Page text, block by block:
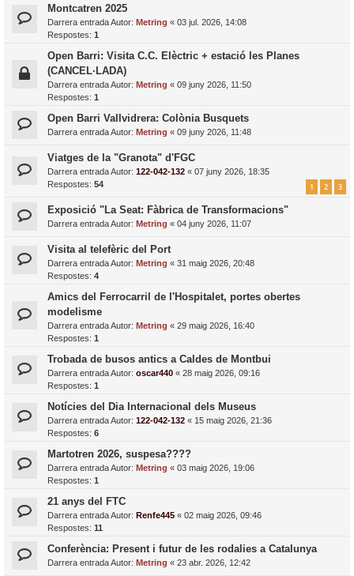
Montcatren 2025
Darrera entrada Autor: Metring « 03 jul. 2026, 14:08
Respostes: 1
Open Barri: Visita C.C. Elèctric + estació les Planes
(CANCEL·LADA)
Darrera entrada Autor: Metring « 09 juny 2026, 11:50
Respostes: 1
Open Barri Vallvidrera: Colònia Busquets
Darrera entrada Autor: Metring « 09 juny 2026, 11:48
Viatges de la "Granota" d'FGC
Darrera entrada Autor: 122-042-132 « 07 juny 2026, 18:35
Respostes: 54 1 2 3
Exposició "La Seat: Fàbrica de Transformacions"
Darrera entrada Autor: Metring « 04 juny 2026, 11:07
Visita al telefèric del Port
Darrera entrada Autor: Metring « 31 maig 2026, 20:48
Respostes: 4
Amics del Ferrocarril de l'Hospitalet, portes obertes
modelisme
Darrera entrada Autor: Metring « 29 maig 2026, 16:40
Respostes: 1
Trobada de busos antics a Caldes de Montbui
Darrera entrada Autor: oscar440 « 28 maig 2026, 09:16
Respostes: 1
Notícies del Dia Internacional dels Museus
Darrera entrada Autor: 122-042-132 « 15 maig 2026, 21:36
Respostes: 6
Martotren 2026, suspesa????
Darrera entrada Autor: Metring « 03 maig 2026, 19:06
Respostes: 1
21 anys del FTC
Darrera entrada Autor: Renfe445 « 02 maig 2026, 09:46
Respostes: 11
Conferència: Present i futur de les rodalies a Catalunya
Darrera entrada Autor: Metring « 23 abr. 2026, 12:42